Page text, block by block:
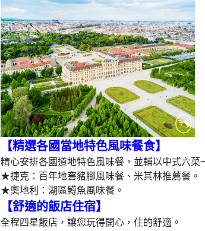
【精選各國當地特色風味餐食】
精心安排各國道地特色風味餐，並輔以中式六菜
★捷克：百年地窖豬腳風味餐、米其林推薦餐。
★奧地利：湖區鱒魚風味餐。
【舒適的飯店住宿】
全程四星飯店，讓您玩得開心，住的舒適。